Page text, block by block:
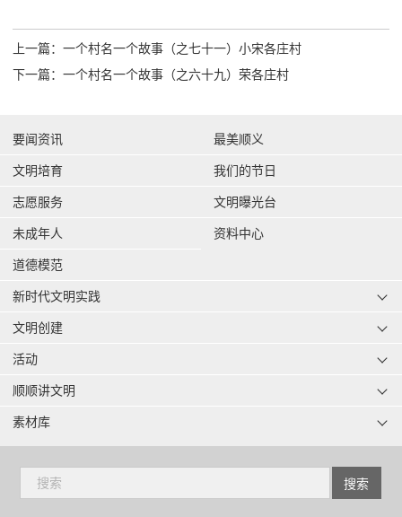
上一篇：一个村名一个故事（之七十一）小宋各庄村
下一篇：一个村名一个故事（之六十九）荣各庄村
要闻资讯
文明培育
志愿服务
未成年人
道德模范
最美顺义
我们的节日
文明曝光台
资料中心
新时代文明实践
文明创建
活动
顺顺讲文明
素材库